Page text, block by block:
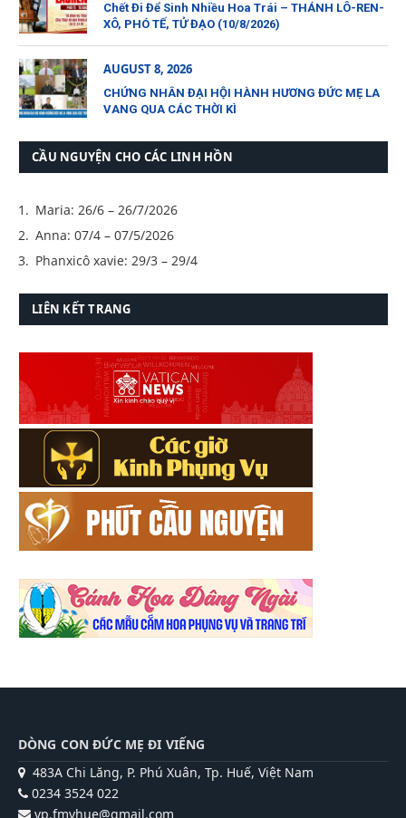
Chết Đi Để Sinh Nhiều Hoa Trái – THÁNH LÔ-REN-
XÔ, PHÓ TẾ, TỬ ĐẠO (10/8/2026)
AUGUST 8, 2026
CHỨNG NHÂN ĐẠI HỘI HÀNH HƯƠNG ĐỨC MẸ LA
VANG QUA CÁC THỜI KÌ
CẦU NGUYỆN CHO CÁC LINH HỒN
Maria: 26/6 – 26/7/2026
Anna: 07/4 – 07/5/2026
Phanxicô xavie: 29/3 – 29/4
LIÊN KẾT TRANG
DÒNG CON ĐỨC MẸ ĐI VIẾNG
483A Chi Lăng, P. Phú Xuân, Tp. Huế, Việt Nam
0234 3524 022
vp.fmvhue@gmail.com